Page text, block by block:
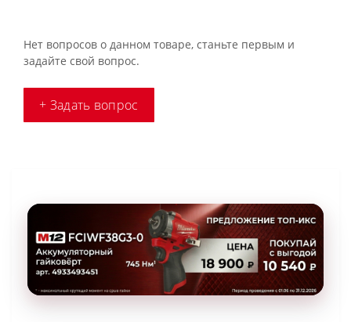
Нет вопросов о данном товаре, станьте первым и
задайте свой вопрос.
+ Задать вопрос